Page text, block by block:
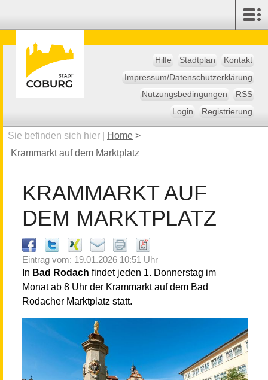
Hilfe Stadtplan
Kontakt
Impressum/Datenschutzerklärung
Nutzungsbedingungen
RSS
Login
Registrierung
Sie befinden sich hier | Home >
Krammarkt auf dem Marktplatz
KRAMMARKT AUF
DEM MARKTPLATZ
Eintrag vom: 19.01.2026 10:51 Uhr
In Bad Rodach findet jeden 1. Donnerstag im
Monat ab 8 Uhr der Krammarkt auf dem Bad
Rodacher Marktplatz statt.